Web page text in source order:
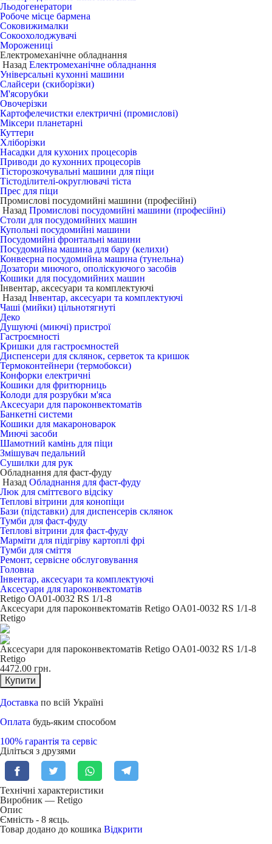
Льодогенератори
Робоче місце бармена
Соковижималки
Сокоохолоджувачі
Морожениці
Електромеханічне обладнання
Назад Електромеханічне обладнання
Універсальні кухонні машини
Слайсери (скиборізки)
М'ясорубки
Овочерізки
Картофелечистки електричні (промислові)
Міксери планетарні
Куттери
Хліборізки
Насадки для кухоних процесорів
Приводи до кухонних процесорів
Тісторозкочувальні машини для піци
Тістоділителі-округлювачі тіста
Прес для піци
Промислові посудомийні машини (професійні)
Назад Промислові посудомийні машини (професійні)
Столи для посудомийних машин
Купольні посудомийні машини
Посудомийні фронтальні машини
Посудомийна машина для бару (келихи)
Конвеєрна посудомийна машина (тунельна)
Дозатори миючого, ополіскуючого засобів
Кошики для посудомийних машин
Інвентар, аксесуари та комплектуючі
Назад Інвентар, аксесуари та комплектуючі
Чаші (мийки) цільнотягнуті
Деко
Душуючі (миючі) пристрої
Гастроємності
Кришки для гастроємностей
Диспенсери для склянок, серветок та кришок
Термоконтейнери (термобокси)
Конфорки електричні
Кошики для фритюрниць
Колоди для розрубки м'яса
Аксесуари для пароконвектоматів
Банкетні системи
Кошики для макароноварок
Миючі засоби
Шамотний камінь для піци
Змішувач педальний
Сушилки для рук
Обладнання для фаст-фуду
Назад Обладнання для фаст-фуду
Люк для сміттєвого відсіку
Теплові вітрини для конопіци
Бази (підставки) для диспенсерів склянок
Тумби для фаст-фуду
Теплові вітрини для фаст-фуду
Марміти для підігріву картоплі фрі
Тумби для сміття
Ремонт, сервісне обслуговування
Головна
Інвентар, аксесуари та комплектуючі
Аксесуари для пароконвектоматів
Retigo OA01-0032 RS 1/1-8
Аксесуари для пароконвектоматів Retigo OA01-0032 RS 1/1-8
Retigo
Аксесуари для пароконвектоматів Retigo OA01-0032 RS 1/1-8
Retigo
4472.00 грн.
Купити
Доставка по всій Україні
Оплата будь-яким способом
100% гарантія та сервіс
Діліться з друзями
Технічні характеристики
Виробник — Retigo
Опис
Ємність - 8 яєць.
Товар додано до кошика Відкрити